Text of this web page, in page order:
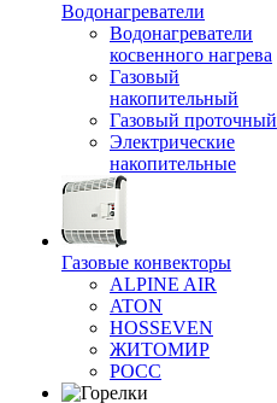
Водонагреватели
Водонагреватели
косвенного нагрева
Газовый
накопительный
Газовый проточный
Электрические
накопительные
Газовые конвекторы
ALPINE AIR
ATON
HOSSEVEN
ЖИТОМИР
РОСС